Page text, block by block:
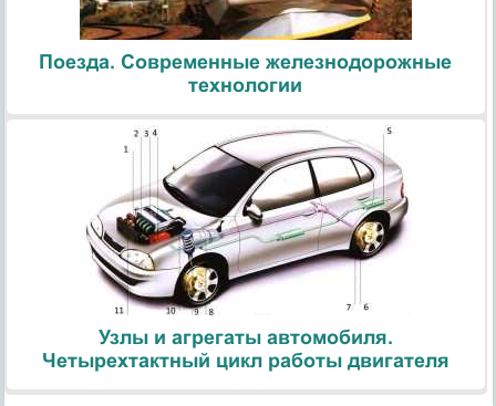
Поезда. Современные железнодорожные
технологии
Узлы и агрегаты автомобиля.
Четырехтактный цикл работы двигателя